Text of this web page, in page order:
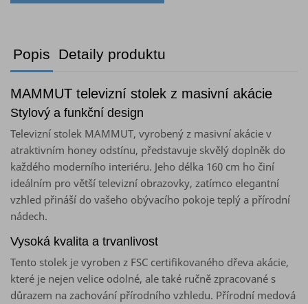
Popis Detaily produktu
MAMMUT televizní stolek z masivní akácie
Stylový a funkční design
Televizní stolek MAMMUT, vyrobený z masivní akácie v
atraktivním honey odstínu, představuje skvělý doplněk do
každého moderního interiéru. Jeho délka 160 cm ho činí
ideálním pro větší televizní obrazovky, zatímco elegantní
vzhled přináší do vašeho obývacího pokoje teplý a přírodní
nádech.
Vysoká kvalita a trvanlivost
Tento stolek je vyroben z FSC certifikovaného dřeva akácie,
které je nejen velice odolné, ale také ručně zpracované s
důrazem na zachování přírodního vzhledu. Přírodní medová